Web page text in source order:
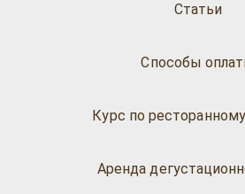
Статьи
Способы
Курс по
Аренда